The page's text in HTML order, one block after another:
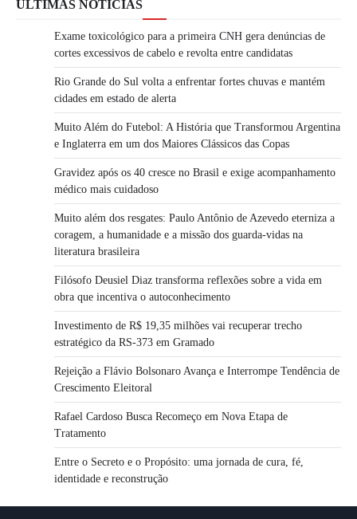
ÚLTIMAS NOTÍCIAS
Exame toxicológico para a primeira CNH gera denúncias de
cortes excessivos de cabelo e revolta entre candidatas
Rio Grande do Sul volta a enfrentar fortes chuvas e mantém
cidades em estado de alerta
Muito Além do Futebol: A História que Transformou Argentina
e Inglaterra em um dos Maiores Clássicos das Copas
Gravidez após os 40 cresce no Brasil e exige acompanhamento
médico mais cuidadoso
Muito além dos resgates: Paulo Antônio de Azevedo eterniza a
coragem, a humanidade e a missão dos guarda-vidas na
literatura brasileira
Filósofo Deusiel Diaz transforma reflexões sobre a vida em
obra que incentiva o autoconhecimento
Investimento de R$ 19,35 milhões vai recuperar trecho
estratégico da RS-373 em Gramado
Rejeição a Flávio Bolsonaro Avança e Interrompe Tendência de
Crescimento Eleitoral
Rafael Cardoso Busca Recomeço em Nova Etapa de
Tratamento
Entre o Secreto e o Propósito: uma jornada de cura, fé,
identidade e reconstrução